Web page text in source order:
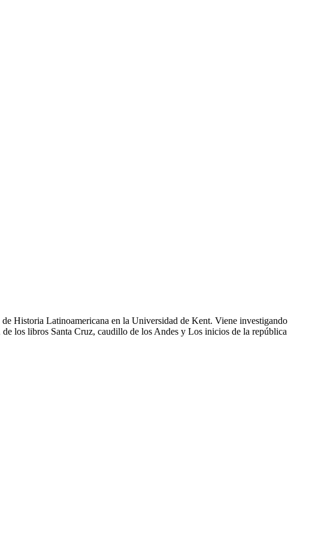
Historia Latinoamericana en la Universidad de Kent. Viene investigando
los libros Santa Cruz, caudillo de los Andes y Los inicios de la república